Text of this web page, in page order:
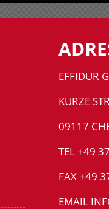
EFFIDUR
KURZE
09117
TEL +49
FAX +49
EMAIL